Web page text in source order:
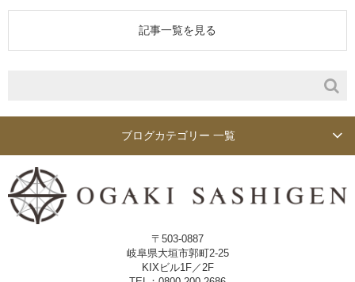
記事一覧を見る
ブログカテゴリー 一覧
〒503-0887
岐阜県大垣市郭町2-25
KIXビル1F／2F